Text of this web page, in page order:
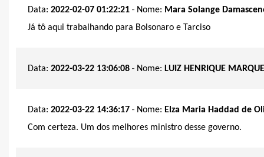
Data: 2022-02-07 01:22:21 - Nome: Mara Solange
Já tô aqui trabalhando para Bolsonaro e Tarciso
Data: 2022-03-22 13:06:08 - Nome: LUIZ HENRIQUE
Data: 2022-03-22 14:36:17 - Nome: Elza Maria Haddad de
Com certeza. Um dos melhores ministro desse governo.